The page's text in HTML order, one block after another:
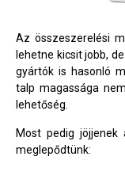
Az összeszerelési
lehetne kicsit jobb,
gyártók is hasonló
talp magassága
lehetőség.
Most pedig jöjjenek
meglepődtünk: